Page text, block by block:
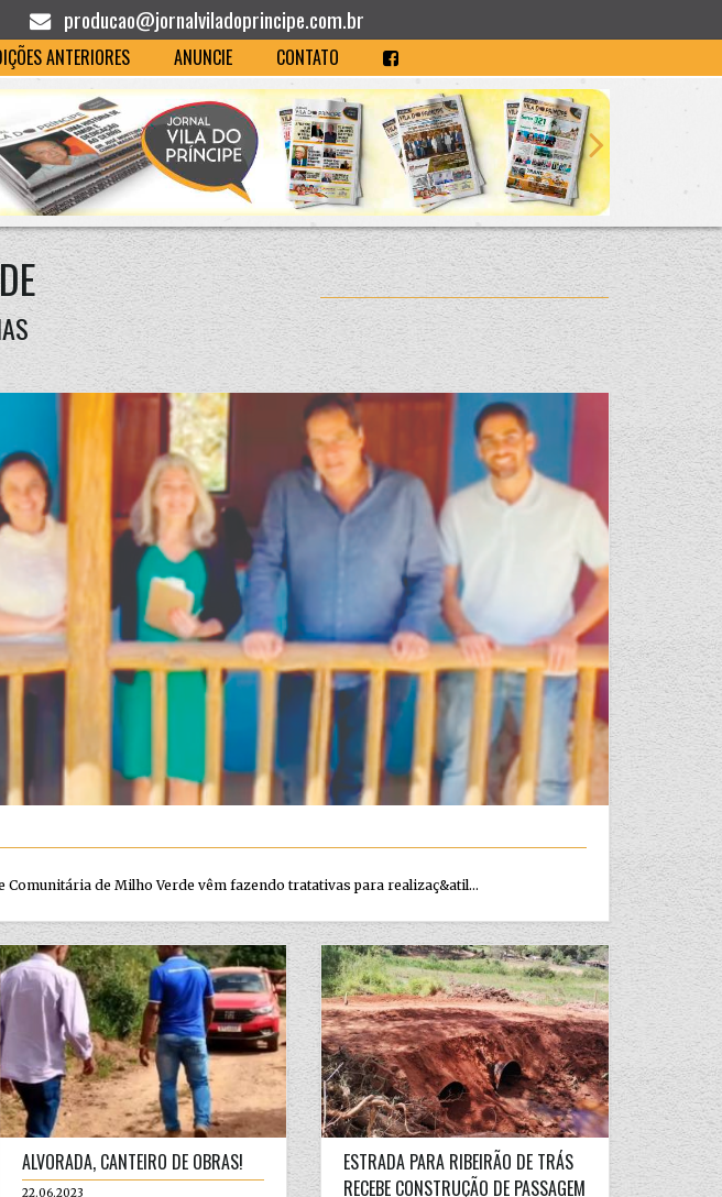
producao@jornalviladoprincipe.com.br
ANTERIORES ANUNCIE CONTATO
Comunitária de Milho Verde vêm fazendo tratativas para realizaç&atil...
ALVORADA, CANTEIRO DE OBRAS!
22.06.2023
ESTRADA PARA RIBEIRÃO DE TRÁS
RECEBE CONSTRUÇÃO DE PASSAGEM